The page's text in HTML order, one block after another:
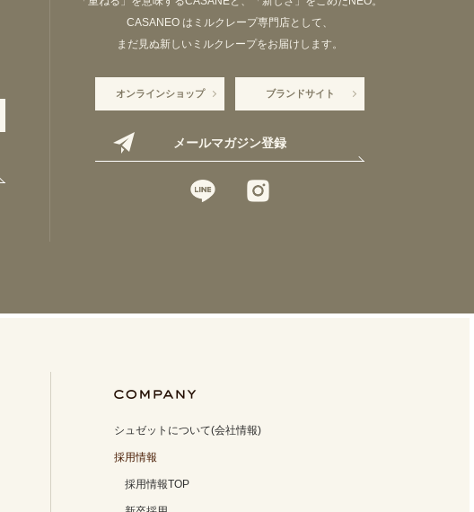
CASANEO はミルクレープ専門店として、
まだ見ぬ新しいミルクレープをお届けします。
オンラインショップ ブランドサイト
メールマガジン登録
シュゼットについて(会社情報)
採用情報
採用情報TOP